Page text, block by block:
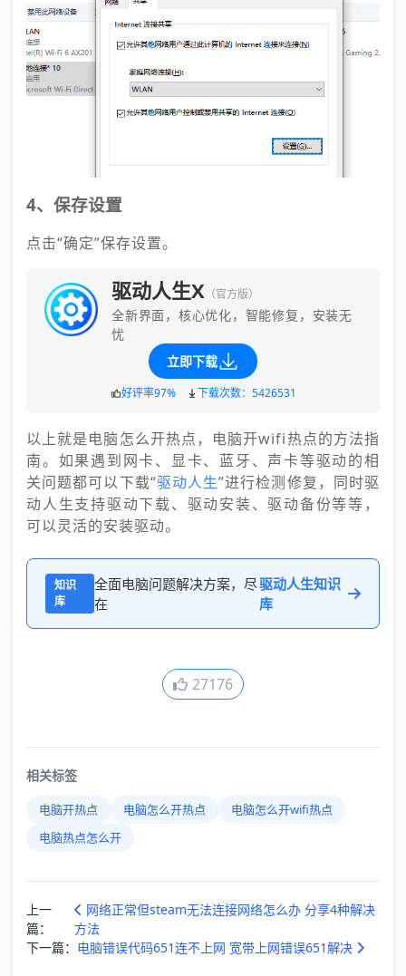
4、保存设置
点击“确定”保存设置。
驱动人生X （官方版）
全新界面，核心优化，智能修复，安装无
忧
立即下载
好评率97% 下载次数：5426531
以上就是电脑怎么开热点，电脑开wifi热点的方法指
南。如果遇到网卡、显卡、蓝牙、声卡等驱动的相
关问题都可以下载“驱动人生”进行检测修复，同时驱
动人生支持驱动下载、驱动安装、驱动备份等等，
可以灵活的安装驱动。
知识
库
全面电脑问题解决方案，尽
在
驱动人生知识
库
27176
相关标签
电脑开热点 电脑怎么开热点
电脑怎么开wifi热点
电脑热点怎么开
上一
篇：
网络正常但steam无法连接网络怎么办 分享4种解决
方法
下一篇： 电脑错误代码651连不上网 宽带上网错误651解决